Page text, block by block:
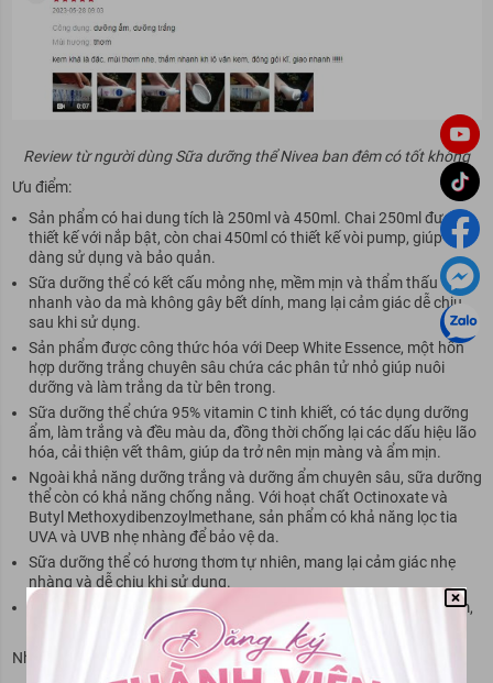
Review từ người dùng Sữa dưỡng thể Nivea ban đêm có tốt không
Ưu điểm:
Sản phẩm có hai dung tích là 250ml và 450ml. Chai 250ml được
thiết kế với nắp bật, còn chai 450ml có thiết kế vòi pump, giúp dễ
dàng sử dụng và bảo quản.
Sữa dưỡng thể có kết cấu mỏng nhẹ, mềm mịn và thẩm thấu
nhanh vào da mà không gây bết dính, mang lại cảm giác dễ chịu
sau khi sử dụng.
Sản phẩm được công thức hóa với Deep White Essence, một hỗn
hợp dưỡng trắng chuyên sâu chứa các phân tử nhỏ giúp nuôi
dưỡng và làm trắng da từ bên trong.
Sữa dưỡng thể chứa 95% vitamin C tinh khiết, có tác dụng dưỡng
ẩm, làm trắng và đều màu da, đồng thời chống lại các dấu hiệu lão
hóa, cải thiện vết thâm, giúp da trở nên mịn màng và ẩm mịn.
Ngoài khả năng dưỡng trắng và dưỡng ẩm chuyên sâu, sữa dưỡng
thể còn có khả năng chống nắng. Với hoạt chất Octinoxate và
Butyl Methoxydibenzoylmethane, sản phẩm có khả năng lọc tia
UVA và UVB nhẹ nhàng để bảo vệ da.
Sữa dưỡng thể có hương thơm tự nhiên, mang lại cảm giác nhẹ
nhàng và dễ chịu khi sử dụng.
Sản phẩm phù hợp với mọi loại da, đặc biệt là da khô, da thiếu ẩm,
da lão hóa, da nhăn nheo và da xỉn màu.
Nhược điểm: